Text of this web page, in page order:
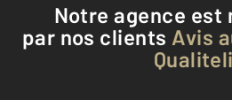
Notre agence est
par nos clients Avis